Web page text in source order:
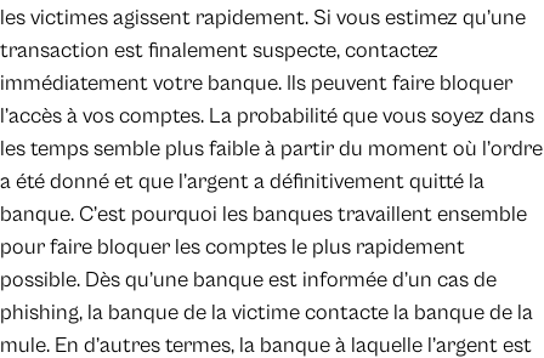
les victimes agissent rapidement. Si vous estimez qu’une
transaction est finalement suspecte, contactez
immédiatement votre banque. Ils peuvent faire bloquer
l’accès à vos comptes. La probabilité que vous soyez dans
les temps semble plus faible à partir du moment où l’ordre
a été donné et que l’argent a définitivement quitté la
banque. C’est pourquoi les banques travaillent ensemble
pour faire bloquer les comptes le plus rapidement
possible. Dès qu’une banque est informée d’un cas de
phishing, la banque de la victime contacte la banque de la
mule. En d’autres termes, la banque à laquelle l’argent est